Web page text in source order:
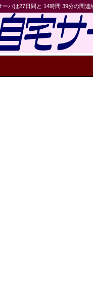
ーバは27日間と 14時間 39分の間連